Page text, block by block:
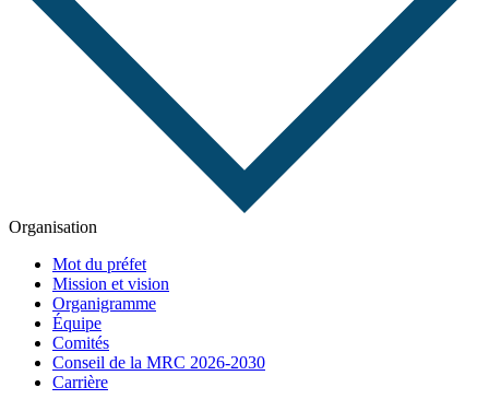
Organisation
Mot du préfet
Mission et vision
Organigramme
Équipe
Comités
Conseil de la MRC 2026-2030
Carrière